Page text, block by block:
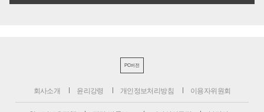
PC버전
회사소개 윤리강령 개인정보처리방침 이용자위원회